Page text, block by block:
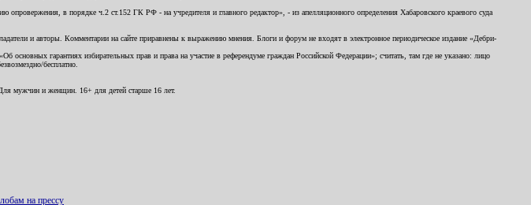
в порядке ч.2 ст.152 ГК РФ - на учредителя и главного редактор», - из апелляционного определения Хабаровского краевого суда
и авторы. Комментарии на сайте приравнены к выражению мнения. Блоги и форум не входят в электронное периодическое издание «Дебри-
гарантиях избирательных прав и права на участие в референдуме граждан Российской Федерации»; считать, там где не указано: лицо
бесплатно.
мужчин и женщин. 16+ для детей старше 16 лет.